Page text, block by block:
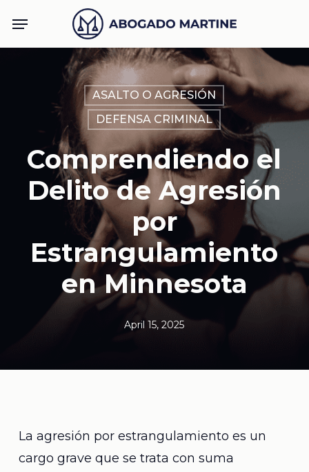
Menu
ASALTO O AGRESIÓN
DEFENSA CRIMINAL
Comprendiendo el
Delito de Agresión
por
Estrangulamiento
en Minnesota
April 15, 2025
La agresión por estrangulamiento es un
cargo grave que se trata con suma